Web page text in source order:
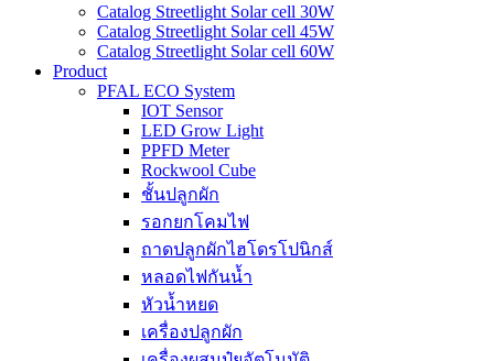
Catalog Streetlight Solar cell 30W
Catalog Streetlight Solar cell 45W
Catalog Streetlight Solar cell 60W
Product
PFAL ECO System
IOT Sensor
LED Grow Light
PPFD Meter
Rockwool Cube
ชั้นปลูกผัก
รอกยกโคมไฟ
ถาดปลูกผักไฮโดรโปนิกส์
หลอดไฟกันน้ำ
หัวน้ำหยด
เครื่องปลูกผัก